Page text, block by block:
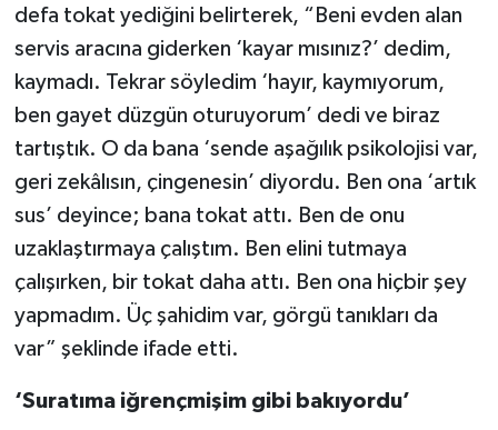
defa tokat yediğini belirterek, “Beni evden alan
servis aracına giderken ‘kayar mısınız?’ dedim,
kaymadı. Tekrar söyledim ‘hayır, kaymıyorum,
ben gayet düzgün oturuyorum’ dedi ve biraz
tartıştık. O da bana ‘sende aşağılık psikolojisi var,
geri zekâlısın, çingenesin’ diyordu. Ben ona ‘artık
sus’ deyince; bana tokat attı. Ben de onu
uzaklaştırmaya çalıştım. Ben elini tutmaya
çalışırken, bir tokat daha attı. Ben ona hiçbir şey
yapmadım. Üç şahidim var, görgü tanıkları da
var” şeklinde ifade etti.
‘Suratıma iğrençmişim gibi bakıyordu’